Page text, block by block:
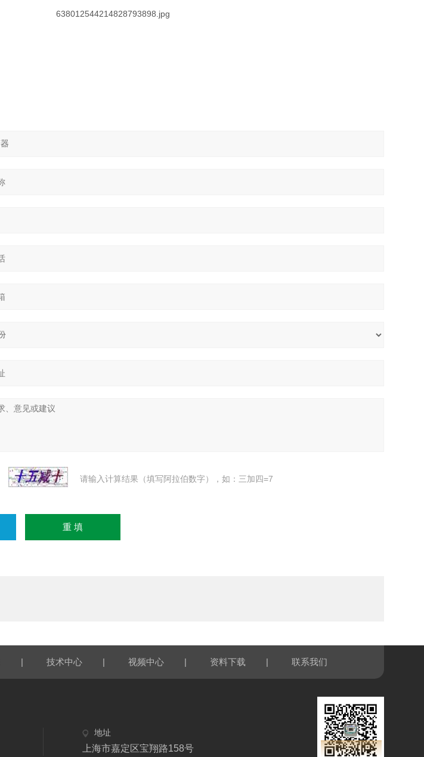
请输入计算结果（填写阿拉伯数字），如：三加四=7
| 技术中心 | 视频中心 | 资料下载 | 联系我们
地址
上海市嘉定区宝翔路158号